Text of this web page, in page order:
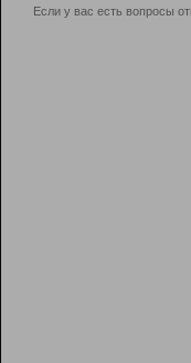
Если у вас есть вопросы